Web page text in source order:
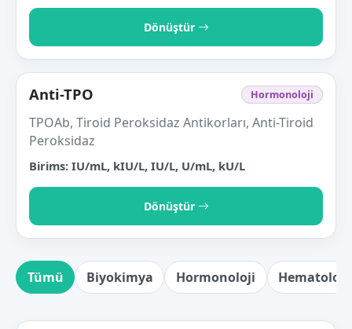
Dönüştür
Anti-TPO Hormonoloji
TPOAb, Tiroid Peroksidaz Antikorları, Anti-Tiroid
Peroksidaz
Birims: IU/mL, kIU/L, IU/L, U/mL, kU/L
Dönüştür
Tümü Biyokimya Hormonoloji Hematoloji